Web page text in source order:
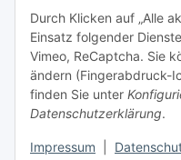
Durch Klicken auf „Alle
Einsatz folgender
Vimeo, ReCaptcha. Sie
ändern (Fingerabdruck-
finden Sie unter
Datenschutzerklärung.
Impressum
Versandinformationen
Gesetzliche Informationen